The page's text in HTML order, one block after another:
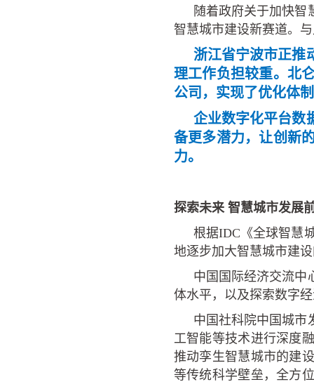
随着政府关于加快
智慧城市建设新赛道。
浙江省宁波市正推
理工作负担较重。北
公司，实现了优化体
企业数字化平台数
备更多潜力，让创新
力。
探索未来 智慧城市发展
根据IDC《全球智慧
地逐步加大智慧城市建
中国国际经济交流中
体水平，以及探索数字
中国社科院中国城市
工智能等技术进行深度
推动孪生智慧城市的建
等传统科学壁垒，全方